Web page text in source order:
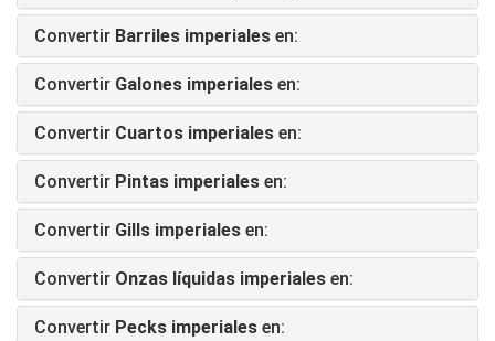
Convertir Barriles imperiales en:
Convertir Galones imperiales en:
Convertir Cuartos imperiales en:
Convertir Pintas imperiales en:
Convertir Gills imperiales en:
Convertir Onzas líquidas imperiales en:
Convertir Pecks imperiales en: